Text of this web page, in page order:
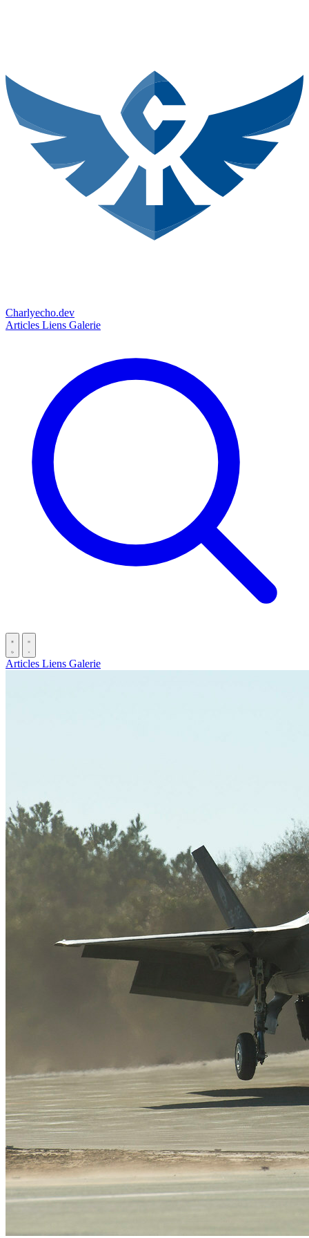
Charlyecho.dev
Articles Liens Galerie
Articles Liens Galerie